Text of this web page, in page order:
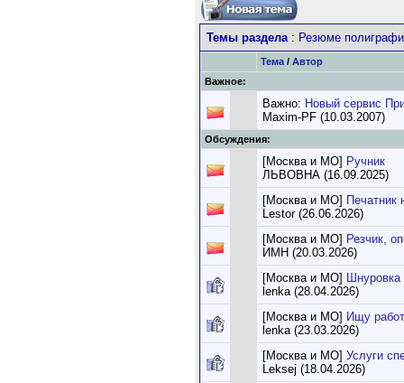
Темы раздела: Резюме
Тема / Автор
Важное:
Важно: Новый сервис
Maxim-PF (10.03.2007)
Обсуждения:
[Москва и МО] Ручник
ЛЬВОВНА (16.09.2025)
[Москва и МО] Печатник
Lestor (26.06.2026)
[Москва и МО] Резчик,
ИМН (20.03.2026)
[Москва и МО] Шнуровка
lenka (28.04.2026)
[Москва и МО] Ищу
lenka (23.03.2026)
[Москва и МО] Услуги
Leksej (18.04.2026)